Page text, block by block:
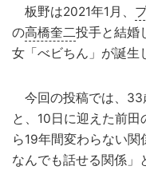
板野は2021年1月、
の高橋奎二投手と結婚
女「べビちん」が誕生
今回の投稿では、33
と、10日に迎えた前
ら19年間変わらない関
なんでも話せる関係」